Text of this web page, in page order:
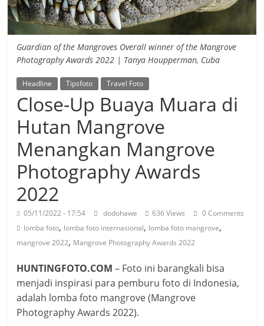
Guardian of the Mangroves Overall winner of the Mangrove
Photography Awards 2022 | Tanya Houpperman, Cuba
Headline Tipsfoto Travel Foto
Close-Up Buaya Muara di
Hutan Mangrove
Menangkan Mangrove
Photography Awards
2022
05/11/2022 - 17:54 dodohawe 636 Views
0 Comments
lomba foto, lomba foto internasional, lomba foto mangrove,
mangrove 2022, Mangrove Photography Awards 2022
HUNTINGFOTO.COM – Foto ini barangkali bisa
menjadi inspirasi para pemburu foto di Indonesia,
adalah lomba foto mangrove (Mangrove
Photography Awards 2022).